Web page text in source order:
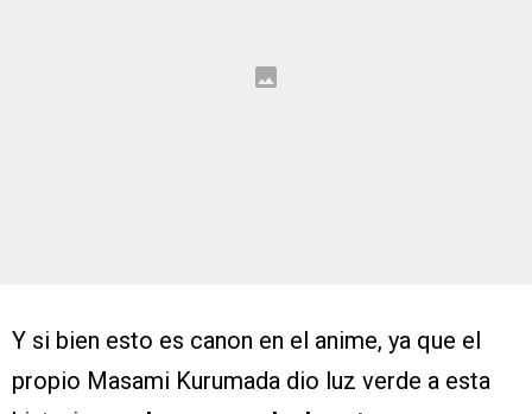
Y si bien esto es canon en el anime, ya que el
propio Masami Kurumada dio luz verde a esta